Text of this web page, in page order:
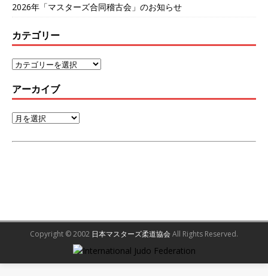
2026年「マスターズ合同稽古会」のお知らせ
カテゴリー
アーカイブ
Copyright © 2002 日本マスターズ柔道協会All Rights Reserved.